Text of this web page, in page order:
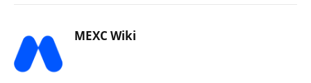
MEXC Wiki